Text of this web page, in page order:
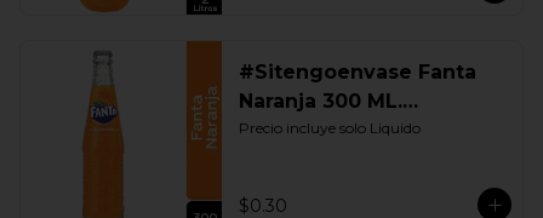
#Sitengoenvase Fanta
Naranja 300 ML.
Retornable
Precio incluye solo Liquido
$0.30